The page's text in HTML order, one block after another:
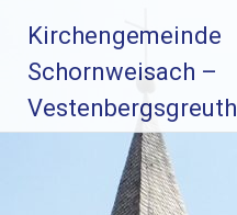
Inhalt
springen
Kirchengemeinde
Schornweisach –
Vestenbergsgreuth